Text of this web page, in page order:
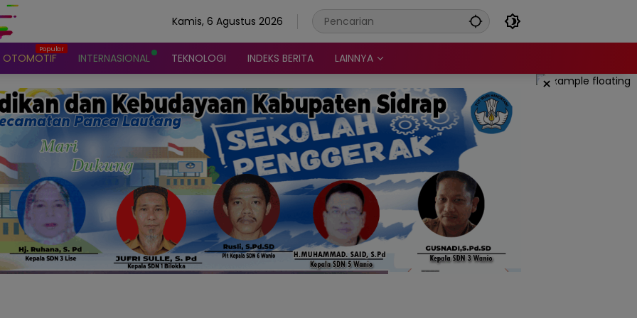
Kamis, 6 Agustus 2026
OTOMOTIF INTERNASIONAL TEKNOLOGI INDEKS BERITA LAINNYA
×